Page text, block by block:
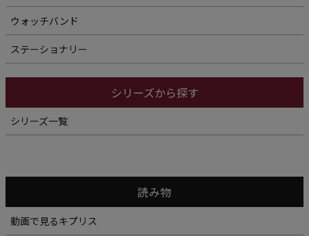
ウォッチバンド
ステーショナリー
シリーズから探す
シリーズ一覧
読み物
動画で見るキプリス